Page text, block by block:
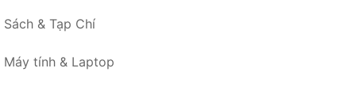
Sách & Tạp Chí
Máy tính & Laptop